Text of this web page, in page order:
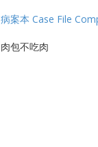
病案本 Case File
肉包不吃肉